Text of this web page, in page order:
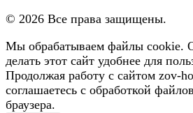
© 2026 Все права защищены.
Мы обрабатываем файлы cookie.
делать этот сайт удобнее для
Продолжая работу с сайтом zov-
соглашаетесь с обработкой
браузера.